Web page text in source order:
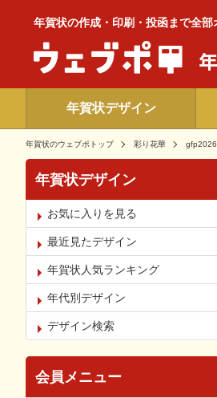
年賀状の作成・印刷・投函まで全部
年賀状デザイン
年賀状のウェブポトップ 彩り花華
年賀状デザイン
お気に入りを見る
最近見たデザイン
年賀状人気ランキング
年代別デザイン
デザイン検索
会員メニュー